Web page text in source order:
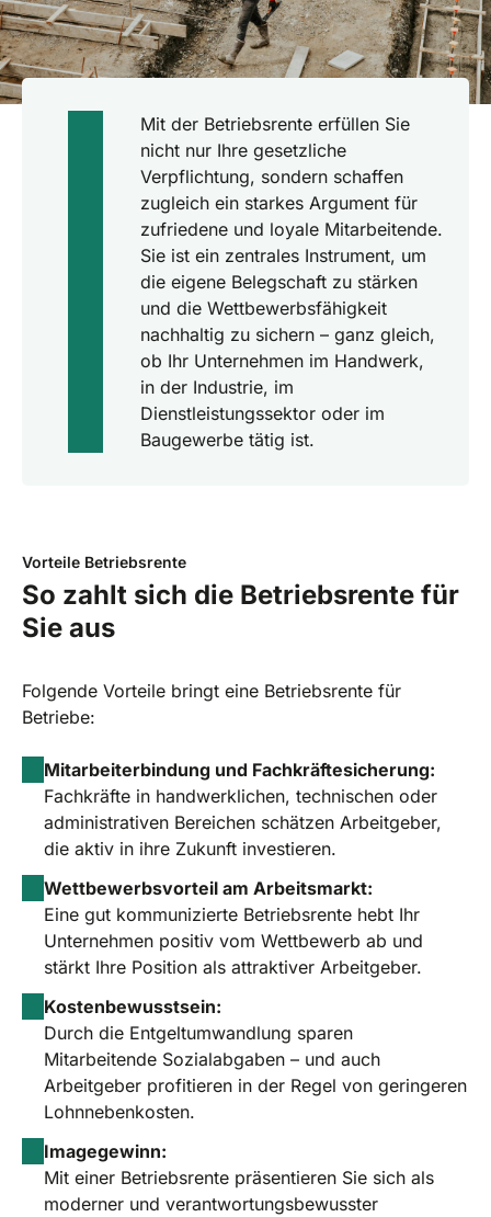
Mit der Betriebsrente erfüllen Sie
nicht nur Ihre gesetzliche
Verpflichtung, sondern schaffen
zugleich ein starkes Argument für
zufriedene und loyale Mitarbeitende.
Sie ist ein zentrales Instrument, um
die eigene Belegschaft zu stärken
und die Wettbewerbsfähigkeit
nachhaltig zu sichern – ganz gleich,
ob Ihr Unternehmen im Handwerk,
in der Industrie, im
Dienstleistungssektor oder im
Baugewerbe tätig ist.
Vorteile Betriebsrente
So zahlt sich die Betriebsrente für
Sie aus
Folgende Vorteile bringt eine Betriebsrente für
Betriebe:
Mitarbeiterbindung und Fachkräftesicherung:
Fachkräfte in handwerklichen, technischen oder
administrativen Bereichen schätzen Arbeitgeber,
die aktiv in ihre Zukunft investieren.
Wettbewerbsvorteil am Arbeitsmarkt:
Eine gut kommunizierte Betriebsrente hebt Ihr
Unternehmen positiv vom Wettbewerb ab und
stärkt Ihre Position als attraktiver Arbeitgeber.
Kostenbewusstsein:
Durch die Entgeltumwandlung sparen
Mitarbeitende Sozialabgaben – und auch
Arbeitgeber profitieren in der Regel von geringeren
Lohnnebenkosten.
Imagegewinn:
Mit einer Betriebsrente präsentieren Sie sich als
moderner und verantwortungsbewusster